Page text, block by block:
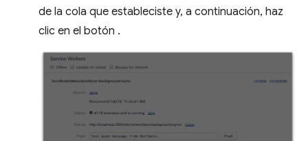
de la cola que estableciste y, a continuación, haz
clic en el botón .